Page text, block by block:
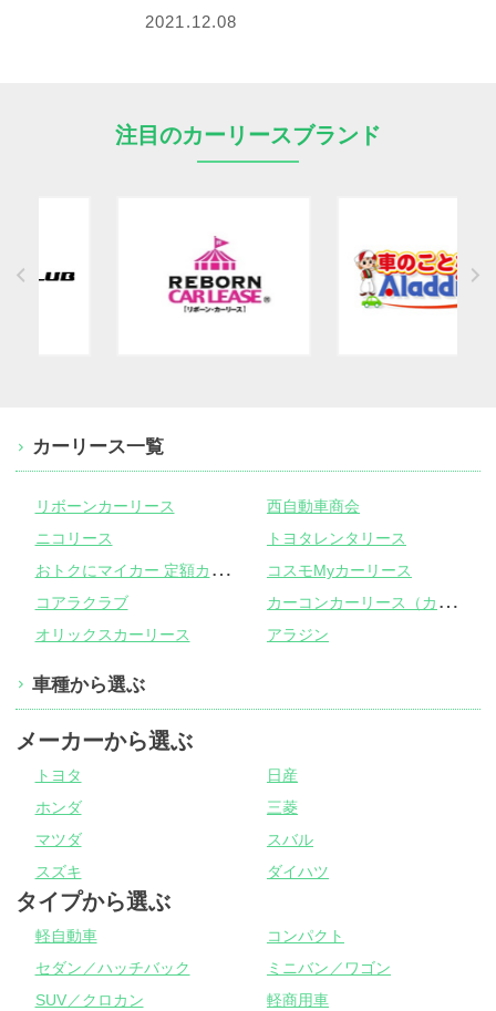
2021.12.08
注目のカーリースブランド
カーリース一覧
リボーンカーリース
西自動車商会
ニコリース
トヨタレンタリース
お
トクにマイカー 定額カルモくん
コスモMyカーリース
コアラクラブ
カ
ーコンカーリース（カーコンビニ倶楽部）
オリックスカーリース アラジン
車種から選ぶ
メーカーから選ぶ
トヨタ
日産
ホンダ
三菱
マツダ
スバル
スズキ
ダイハツ
タイプから選ぶ
軽自動車
コンパクト
セダン／ハッチバック
ミニバン／ワゴン
SUV／クロカン
軽商用車